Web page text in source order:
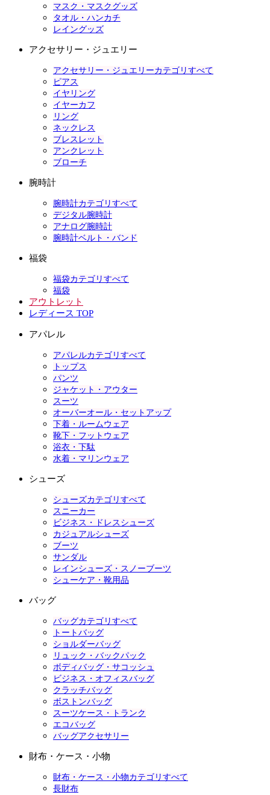
マスク・マスクグッズ
タオル・ハンカチ
レイングッズ
アクセサリー・ジュエリー
アクセサリー・ジュエリーカテゴリすべて
ピアス
イヤリング
イヤーカフ
リング
ネックレス
ブレスレット
アンクレット
ブローチ
腕時計
腕時計カテゴリすべて
デジタル腕時計
アナログ腕時計
腕時計ベルト・バンド
福袋
福袋カテゴリすべて
福袋
アウトレット
レディース TOP
アパレル
アパレルカテゴリすべて
トップス
パンツ
ジャケット・アウター
スーツ
オーバーオール・セットアップ
下着・ルームウェア
靴下・フットウェア
浴衣・下駄
水着・マリンウェア
シューズ
シューズカテゴリすべて
スニーカー
ビジネス・ドレスシューズ
カジュアルシューズ
ブーツ
サンダル
レインシューズ・スノーブーツ
シューケア・靴用品
バッグ
バッグカテゴリすべて
トートバッグ
ショルダーバッグ
リュック・バックパック
ボディバッグ・サコッシュ
ビジネス・オフィスバッグ
クラッチバッグ
ボストンバッグ
スーツケース・トランク
エコバッグ
バッグアクセサリー
財布・ケース・小物
財布・ケース・小物カテゴリすべて
長財布